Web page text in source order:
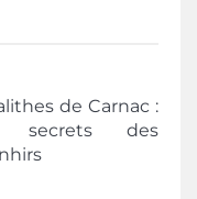
de Carnac :
secrets des